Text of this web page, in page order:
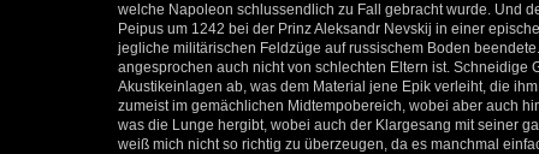
welche Napoleon schlussendlich zu Fall gebracht wurde. Und
Peipus um 1242 bei der Prinz Aleksandr Nevskij in einer
jegliche militärischen Feldzüge auf russischem Boden
angesprochen auch nicht von schlechten Eltern ist.
Akustikeinlagen ab, was dem Material jene Epik verleiht, die
zumeist im gemächlichen Midtempobereich, wobei aber auch
was die Lunge hergibt, wobei auch der Klargesang mit seiner
weiß mich nicht so richtig zu überzeugen, da es manchmal